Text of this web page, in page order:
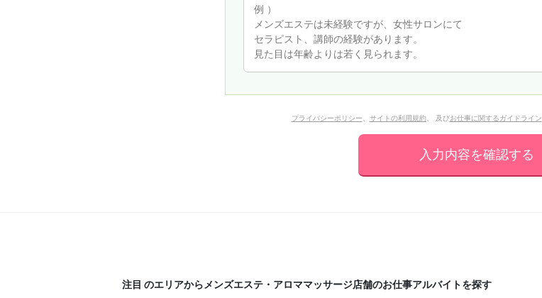
プライバシーポリシー サイトの利用規約、 及びお仕事に関するガイドライン
入力内容を確認する
注目 のエリアからメンズエステ・アロママッサージ店舗のお仕事アルバイトを探す